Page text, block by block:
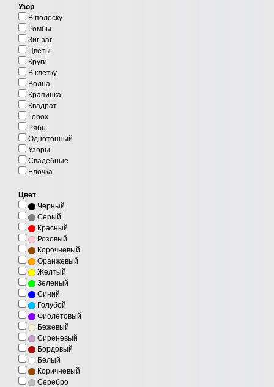
Узор
В полоску
Ромбы
Зиг-заг
Цветы
Круги
В клетку
Волна
Крапинка
Квадрат
Горох
Рябь
Однотонный
Узоры
Свадебные
Елочка
Цвет
Черный
Серый
Красный
Розовый
Корочневый
Оранжевый
Желтый
Зеленый
Синий
Голубой
Фиолетовый
Бежевый
Сиреневый
Бордовый
Белый
Коричневый
Серебро